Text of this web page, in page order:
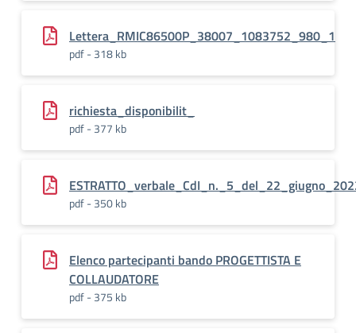
Lettera_RMIC86500P_38007_1083752_980_1
pdf - 318 kb
richiesta_disponibilit_
pdf - 377 kb
pdf - 350 kb
Elenco partecipanti bando PROGETTISTA E
COLLAUDATORE
pdf - 375 kb